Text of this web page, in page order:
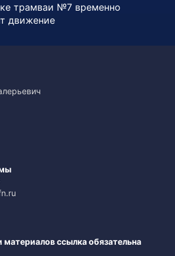
трамваи №7 временно
движение
материалов ссылка обязательна